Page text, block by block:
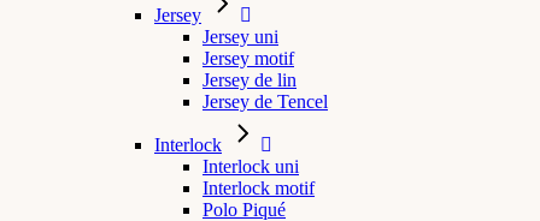
Jersey
Jersey uni
Jersey motif
Jersey de lin
Jersey de Tencel
Interlock
Interlock uni
Interlock motif
Polo Piqué